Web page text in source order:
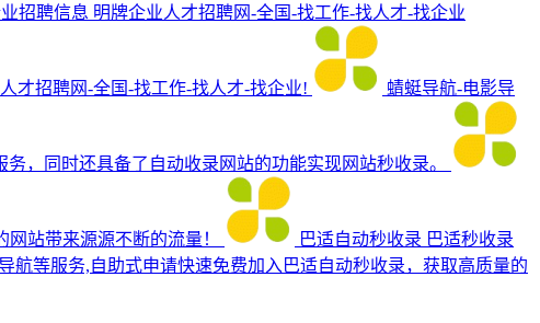
招聘信息 明牌企业人才招聘网-全国-找工作-找人才-找企业
才招聘网-全国-找工作-找人才-找企业! 蜻蜓导航-电影导
，同时还具备了自动收录网站的功能实现网站秒收录。
站带来源源不断的流量！ 巴适自动秒收录 巴适秒收录
航等服务,自助式申请快速免费加入巴适自动秒收录，获取高质量的